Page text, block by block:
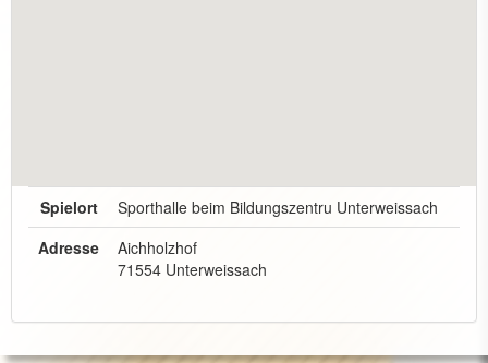
Spielort
Sporthalle beim Bildungszentru Unterweissach
Adresse
Aichholzhof
71554 Unterweissach